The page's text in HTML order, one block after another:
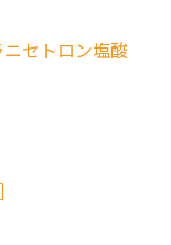
セトロン塩酸